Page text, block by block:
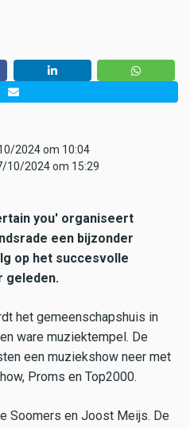
2024 om 10:04
10/2024 om 15:29
you' organiseert
een bijzonder
op het succesvolle
geleden.
het gemeenschapshuis in
ware muziektempel. De
een muziekshow neer met
Proms en Top2000.
Soomers en Joost Meijs. De